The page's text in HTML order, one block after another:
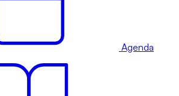
Agenda